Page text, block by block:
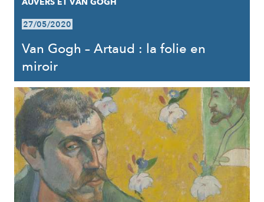
27/05/2020
Van Gogh – Artaud : la folie en
miroir